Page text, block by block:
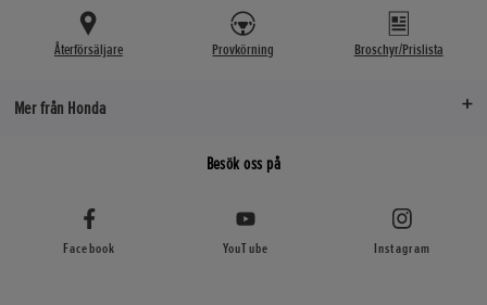
Återförsäljare Provkörning Broschyr/Prislista
Mer från Honda
Besök oss på
Facebook YouTube Instagram